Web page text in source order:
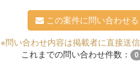
この案件に問い合わせる
※問い合わせ内容は掲載者に直接送
これまでの問い合わせ件数：
0